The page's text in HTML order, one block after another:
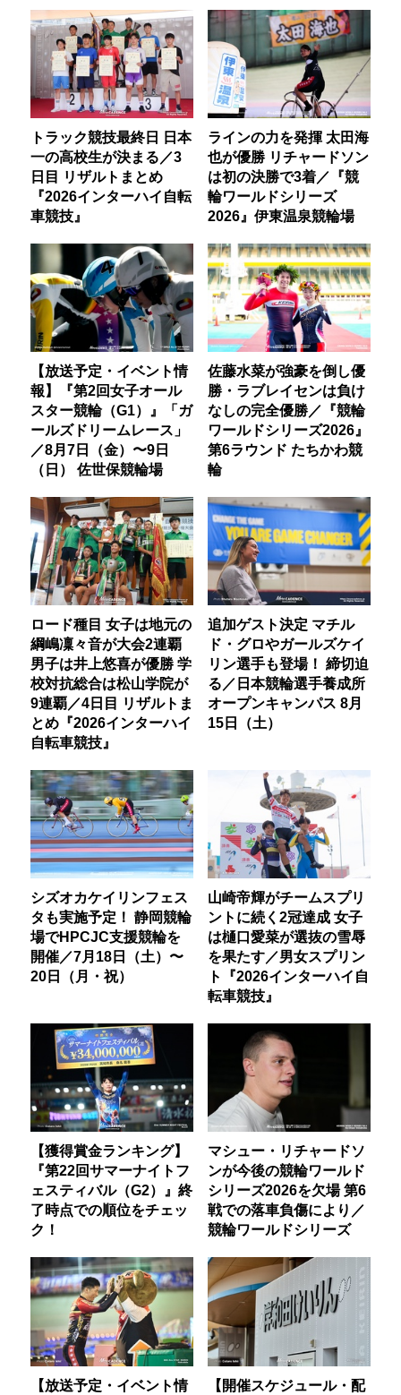
トラック競技最終日 日本
一の高校生が決まる／3
日目 リザルトまとめ
『2026インターハイ自転
車競技』
ラインの力を発揮 太田海
也が優勝 リチャードソン
は初の決勝で3着／『競
輪ワールドシリーズ
2026』伊東温泉競輪場
【放送予定・イベント情
報】『第2回女子オール
スター競輪（G1）』「ガ
ールズドリームレース」
／8月7日（金）〜9日
（日） 佐世保競輪場
佐藤水菜が強豪を倒し優
勝・ラブレイセンは負け
なしの完全優勝／『競輪
ワールドシリーズ2026』
第6ラウンド たちかわ競
輪
ロード種目 女子は地元の
綱嶋凜々音が大会2連覇
男子は井上悠喜が優勝 学
校対抗総合は松山学院が
9連覇／4日目 リザルトま
とめ『2026インターハイ
自転車競技』
追加ゲスト決定 マチル
ド・グロやガールズケイ
リン選手も登場！ 締切迫
る／日本競輪選手養成所
オープンキャンパス 8月
15日（土）
シズオカケイリンフェス
タも実施予定！ 静岡競輪
場でHPCJC支援競輪を
開催／7月18日（土）〜
20日（月・祝）
山崎帝輝がチームスプリ
ントに続く2冠達成 女子
は樋口愛菜が選抜の雪辱
を果たす／男女スプリン
ト『2026インターハイ自
転車競技』
【獲得賞金ランキング】
『第22回サマーナイトフ
ェスティバル（G2）』終
了時点での順位をチェッ
ク！
マシュー・リチャードソ
ンが今後の競輪ワールド
シリーズ2026を欠場 第6
戦での落車負傷により／
競輪ワールドシリーズ
【放送予定・イベント情
【開催スケジュール・配